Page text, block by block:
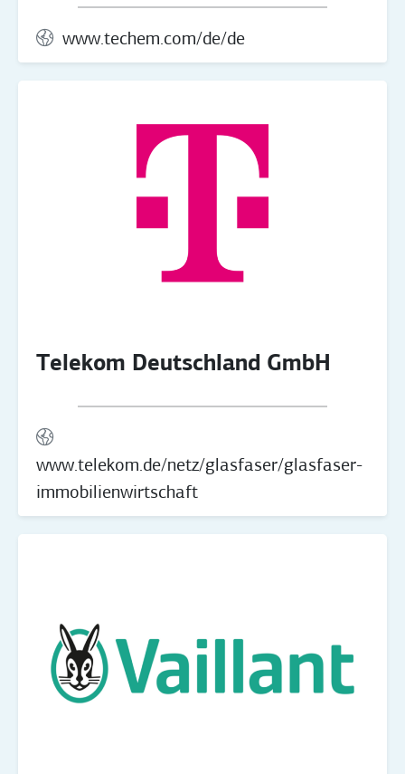
www.techem.com/de/de
Telekom Deutschland GmbH
www.telekom.de/netz/glasfaser/glasfaser-
immobilienwirtschaft